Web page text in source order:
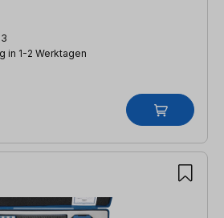
in 1-2 Werktagen